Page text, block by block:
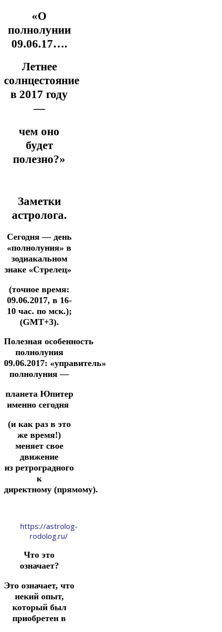
«О
полнолунии
09.06.17….
Летнее
солнцестояние
в 2017 году
—
чем оно
будет
полезно?»
Заметки
астролога.
Сегодня — день
«полнолуния» в
зодиакальном
знаке «Стрелец»
(точное время:
09.06.2017, в 16-
10 час. по мск.);
(GMT+3).
Полезная особенность
полнолуния
09.06.2017: «управитель»
полнолуния —
планета Юпитер
именно сегодня
(и как раз в это
же время!)
меняет свое
движение
из ретроградного
к
директному (прямому).
https://astrolog-
rodolog.ru/
Что это
означает?
Это означает, что
некий опыт,
который был
приобретен в